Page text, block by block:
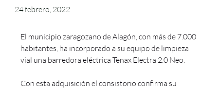
24 febrero, 2022
El municipio zaragozano de Alagón, con más de 7.000
habitantes, ha incorporado a su equipo de limpieza
vial una barredora eléctrica Tenax Electra 2.0 Neo.
Con esta adquisición el consistorio confirma su